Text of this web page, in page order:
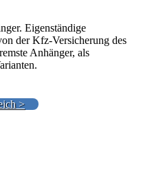
Eigenständige
der Kfz-Versicherung des
Anhänger, als
>